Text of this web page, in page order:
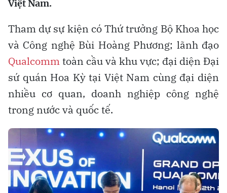
Việt Nam.
Tham dự sự kiện có Thứ trưởng Bộ Khoa học
và Công nghệ Bùi Hoàng Phương; lãnh đạo
Qualcommtoàn cầu và khu vực; đại diện Đại
sứ quán Hoa Kỳ tại Việt Nam cùng đại diện
nhiều cơ quan, doanh nghiệp công nghệ
trong nước và quốc tế.